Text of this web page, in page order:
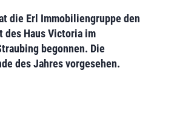
die Erl Immobiliengruppe den
des Haus Victoria im
begonnen. Die
des Jahres vorgesehen.